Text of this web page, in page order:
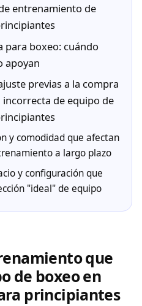
entrenamiento de
para boxeo: cuándo
apoyan
previas a la compra
incorrecta de equipo de
y comodidad que afectan
a largo plazo
y configuración que
"ideal" de equipo
que
de boxeo en
principiantes